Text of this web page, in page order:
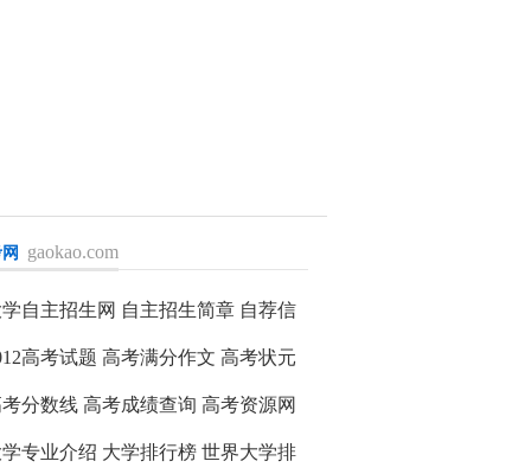
gaokao.com
>>
自主招生网 自主招生简章 自荐信
高考试题 高考满分作文 高考状元
分数线 高考成绩查询 高考资源网
专业介绍 大学排行榜 世界大学排